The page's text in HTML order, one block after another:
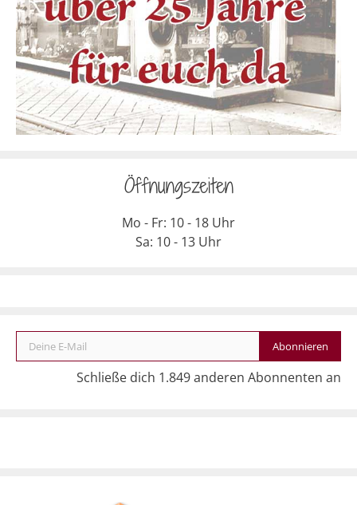
Öffnungszeiten
Mo - Fr: 10 - 18 Uhr
Sa: 10 - 13 Uhr
Deine E-Mail
Abonnieren
Schließe dich 1.849 anderen Abonnenten an